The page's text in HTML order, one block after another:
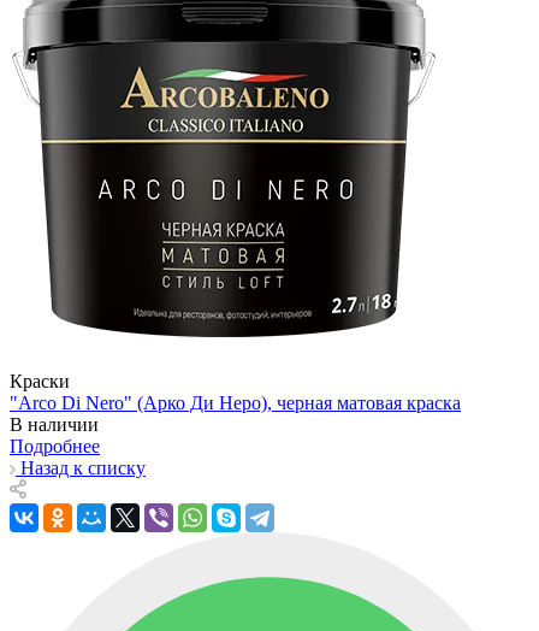
Краски
"Arco Di Nero" (Арко Ди Неро), черная матовая краска
В наличии
Подробнее
Назад к списку